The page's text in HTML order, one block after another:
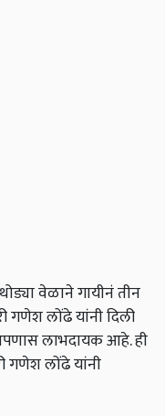
वेळाने गायीनं तीन
गणेश लोंढे यांनी दिली
लाभदायक आहे. ही
गणेश लोंढे यांनी